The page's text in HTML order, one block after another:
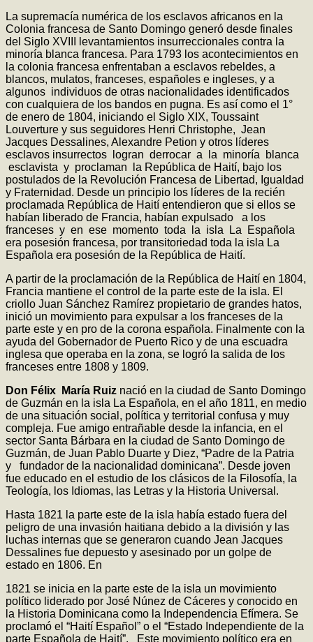
La supremacía numérica de los esclavos africanos en la
Colonia francesa de Santo Domingo generó desde finales
del Siglo XVIII levantamientos insurreccionales contra la
minoría blanca francesa. Para 1793 los acontecimientos en
la colonia francesa enfrentaban a esclavos rebeldes, a
blancos, mulatos, franceses, españoles e ingleses, y a
algunos individuos de otras nacionalidades identificados
con cualquiera de los bandos en pugna. Es así como el 1°
de enero de 1804, iniciando el Siglo XIX, Toussaint
Louverture y sus seguidores Henri Christophe, Jean
Jacques Dessalines, Alexandre Petion y otros líderes
esclavos insurrectos logran derrocar a la minoría blanca
esclavista y proclaman la República de Haití, bajo los
postulados de la Revolución Francesa de Libertad, Igualdad
y Fraternidad. Desde un principio los líderes de la recién
proclamada República de Haití entendieron que si ellos se
habían liberado de Francia, habían expulsado a los
franceses y en ese momento toda la isla La Española
era posesión francesa, por transitoriedad toda la isla La
Española era posesión de la República de Haití.
A partir de la proclamación de la República de Haití en 1804,
Francia mantiene el control de la parte este de la isla. El
criollo Juan Sánchez Ramírez propietario de grandes hatos,
inició un movimiento para expulsar a los franceses de la
parte este y en pro de la corona española. Finalmente con la
ayuda del Gobernador de Puerto Rico y de una escuadra
inglesa que operaba en la zona, se logró la salida de los
franceses entre 1808 y 1809.
Don Félix María Ruiz nació en la ciudad de Santo Domingo
de Guzmán en la isla La Española, en el año 1811, en medio
de una situación social, política y territorial confusa y muy
compleja. Fue amigo entrañable desde la infancia, en el
sector Santa Bárbara en la ciudad de Santo Domingo de
Guzmán, de Juan Pablo Duarte y Diez, “Padre de la Patria
y fundador de la nacionalidad dominicana”. Desde joven
fue educado en el estudio de los clásicos de la Filosofía, la
Teología, los Idiomas, las Letras y la Historia Universal.
Hasta 1821 la parte este de la isla había estado fuera del
peligro de una invasión haitiana debido a la división y las
luchas internas que se generaron cuando Jean Jacques
Dessalines fue depuesto y asesinado por un golpe de
estado en 1806. En
1821 se inicia en la parte este de la isla un movimiento
político liderado por José Núnez de Cáceres y conocido en
la Historia Dominicana como la Independencia Efímera. Se
proclamó el “Haití Español” o el “Estado Independiente de la
parte Española de Haití”. Este movimiento político era en